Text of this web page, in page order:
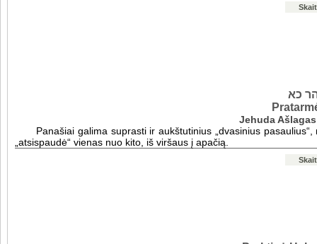
כא
Jehuda
Panašiai galima suprasti ir aukštutinius „dvasinius
„atsispaudė“ vienas nuo kito, iš viršaus į apačią.